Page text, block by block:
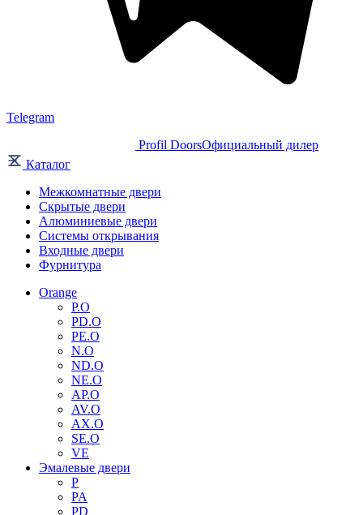
Telegram
Profil DoorsОфициальный дилер
Каталог
Межкомнатные двери
Скрытые двери
Алюминиевые двери
Системы открывания
Входные двери
Фурнитура
Orange
P.O
PD.O
PE.O
N.O
ND.O
NE.O
AP.O
AV.O
AX.O
SE.O
VE
Эмалевые двери
P
PA
PD